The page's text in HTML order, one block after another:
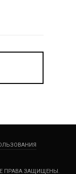
ПРАВА ЗАЩИЩЕНЫ.